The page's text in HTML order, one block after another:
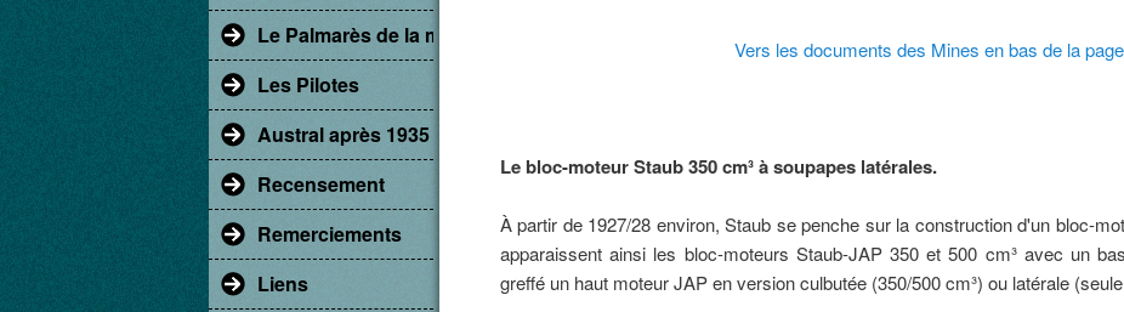
Le Palmarès de la marque Austral
Les Pilotes
Austral après 1935
Recensement
Remerciements
Liens
Vers les documents des Mines en bas de la
Le bloc-moteur Staub 350 cm³ à soupapes latérales.
À partir de 1927/28 environ, Staub se penche sur la construction d'un bloc-
apparaissent ainsi les bloc-moteurs Staub-JAP 350 et 500 cm³ avec un
greffé un haut moteur JAP en version culbutée (350/500 cm³) ou latérale